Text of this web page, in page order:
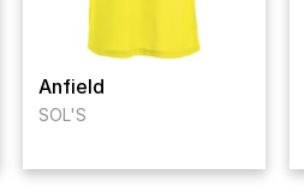
Anfield
SOL'S